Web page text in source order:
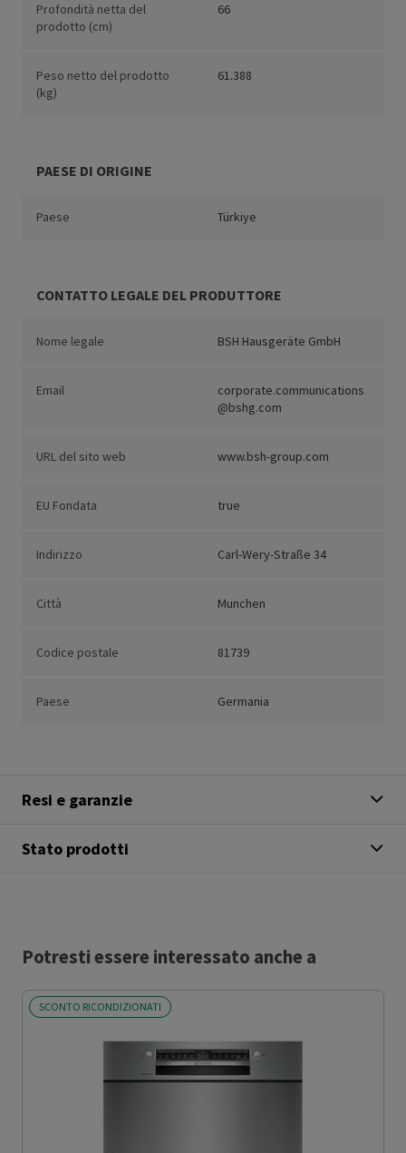
Profondità netta del
prodotto (cm)
66
Peso netto del prodotto
(kg)
61.388
PAESE DI ORIGINE
Paese Türkiye
CONTATTO LEGALE DEL PRODUTTORE
Nome legale BSH Hausgeräte GmbH
Email
corporate.communications
@bshg.com
URL del sito web www.bsh-group.com
EU Fondata true
Indirizzo Carl-Wery-Straße 34
Città Munchen
Codice postale 81739
Paese Germania
Resi e garanzie
Stato prodotti
Potresti essere interessato anche a
SCONTO RICONDIZIONATI